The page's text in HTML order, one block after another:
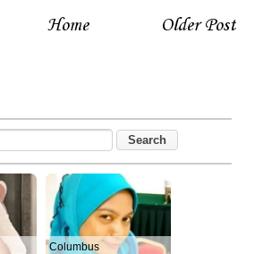
Older Post
Home
Columbus